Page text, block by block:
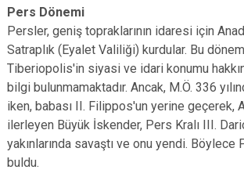
Pers Dönemi
Persler, geniş topraklarının idaresi için
Satraplık (Eyalet Valiliği) kurdular. Bu
Tiberiopolis'in siyasi ve idari konumu
bilgi bulunmamaktadır. Ancak, M.Ö. 336
iken, babası II. Filippos'un yerine geçerek,
ilerleyen Büyük İskender, Pers Kralı III.
yakınlarında savaştı ve onu yendi.
buldu.